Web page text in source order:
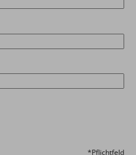
*Pflichtfeld